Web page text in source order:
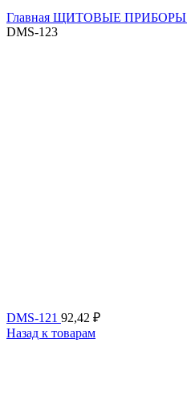
Главная ЩИТОВЫЕ ПРИБОРЫ
DMS-123
DMS-121 92,42 ₽
Назад к товарам